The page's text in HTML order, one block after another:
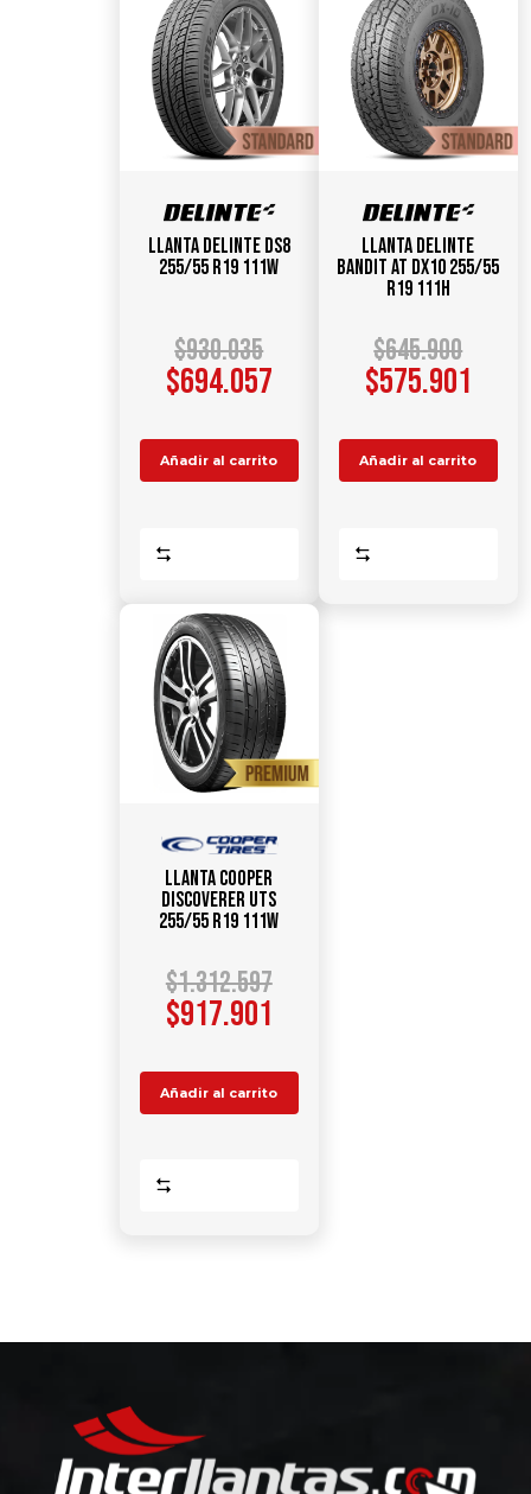
Llanta DELINTE DS8
255/55 R19 111W
$930.035
$694.057
Añadir al carrito
Llanta DELINTE
Bandit AT DX10 255/55
R19 111H
$645.900
$575.901
Añadir al carrito
Llanta COOPER
DISCOVERER UTS
255/55 R19 111W
$1.312.597
$917.901
Añadir al carrito